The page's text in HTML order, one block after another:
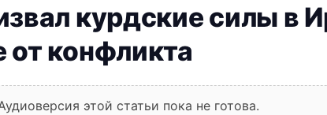
курдские силы в
конфликта
этой статьи пока не готова.